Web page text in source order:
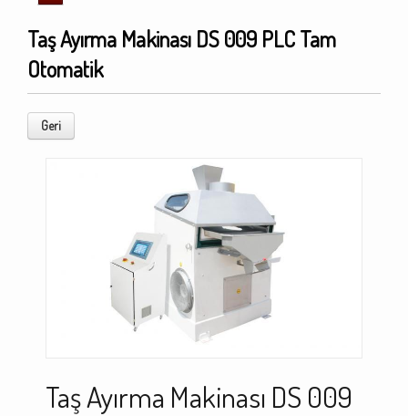
Taş Ayırma Makinası DS 009 PLC Tam
Otomatik
Geri
Taş Ayırma Makinası DS 009